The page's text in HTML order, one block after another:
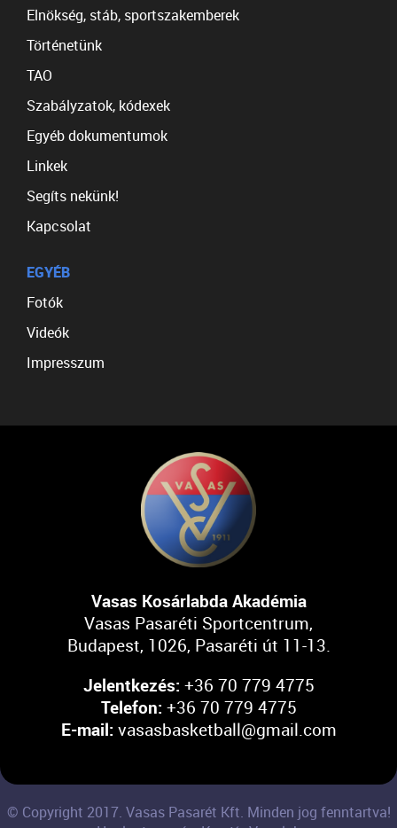
Elnökség, stáb, sportszakemberek
Történetünk
TAO
Szabályzatok, kódexek
Egyéb dokumentumok
Linkek
Segíts nekünk!
Kapcsolat
EGYÉB
Fotók
Videók
Impresszum
Vasas Kosárlabda Akadémia
Vasas Pasaréti Sportcentrum,
Budapest, 1026, Pasaréti út 11-13.
Jelentkezés: +36 70 779 4775
Telefon: +36 70 779 4775
E-mail: vasasbasketball@gmail.com
© Copyright 2017. Vasas Pasarét Kft. Minden jog fenntartva!